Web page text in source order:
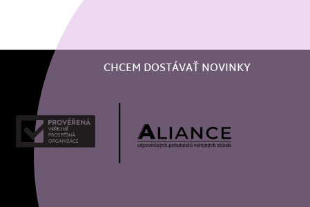
CHCEM DOSTÁVAŤ NOVINKY